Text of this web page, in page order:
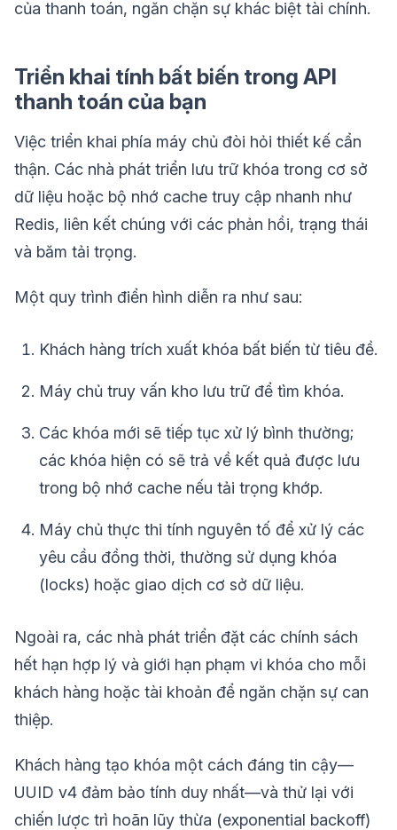
của thanh toán, ngăn chặn sự khác biệt tài chính.
Triển khai tính bất biến trong API
thanh toán của bạn
Việc triển khai phía máy chủ đòi hỏi thiết kế cẩn
thận. Các nhà phát triển lưu trữ khóa trong cơ sở
dữ liệu hoặc bộ nhớ cache truy cập nhanh như
Redis, liên kết chúng với các phản hồi, trạng thái
và băm tải trọng.
Một quy trình điển hình diễn ra như sau:
Khách hàng trích xuất khóa bất biến từ tiêu đề.
Máy chủ truy vấn kho lưu trữ để tìm khóa.
Các khóa mới sẽ tiếp tục xử lý bình thường;
các khóa hiện có sẽ trả về kết quả được lưu
trong bộ nhớ cache nếu tải trọng khớp.
Máy chủ thực thi tính nguyên tố để xử lý các
yêu cầu đồng thời, thường sử dụng khóa
(locks) hoặc giao dịch cơ sở dữ liệu.
Ngoài ra, các nhà phát triển đặt các chính sách
hết hạn hợp lý và giới hạn phạm vi khóa cho mỗi
khách hàng hoặc tài khoản để ngăn chặn sự can
thiệp.
Khách hàng tạo khóa một cách đáng tin cậy—
UUID v4 đảm bảo tính duy nhất—và thử lại với
chiến lược trì hoãn lũy thừa (exponential backoff)